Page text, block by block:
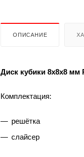
ОПИСАНИЕ
Диск кубики 8х8х8 мм
Комплектация:
решётка
слайсер